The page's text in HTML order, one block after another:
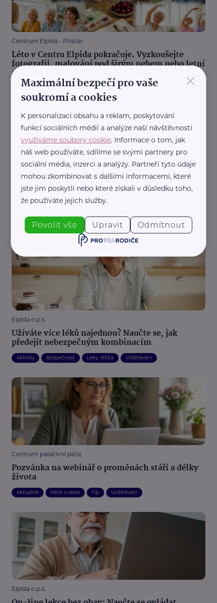
Centrum Elpida - Přístav
Léto v Centru Elpida pokračuje. Vyzkoušejte
fotografii, malování pod širým nebem nebo letní
angličtinu
Tvoření Vzdělávání
Centrum Elpida - Přístav
Nový Elbot usnadní seniorům online vzdělávání.
Pomoci může i zpětná vazba
Aktivity Komunikace Kultura Pohyb Vzdělávání
Elpida o.p.s.
Užíváte více léků najednou? Naučte se, jak
předejít nebezpečným kombinacím
Aktivity Bezpečnost Léky, léčba Vzdělávání
Centrum paliativní péče
Pozvánka na webinář o proměnách stáří a délky
života
Aktuálně Péče o sebe Tip Vzdělávání
Elpida o.p.s.
×
Maximální bezpečí pro vaše
soukromí a cookies
K personalizaci obsahu a reklam, poskytování
funkcí sociálních médií a analýze naší návštěvnosti
využíváme soubory cookie. Informace o tom, jak
náš web používáte, sdílíme se svými partnery pro
sociální média, inzerci a analýzy. Partneři tyto údaje
mohou zkombinovat s dalšími informacemi, které
jste jim poskytli nebo které získali v důsledku toho,
že používáte jejich služby.
Povolit vše Upravit Odmítnout